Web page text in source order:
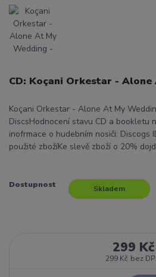
CD: Koçani Orkestar -
Koçani Orkestar - Alone At My
DiscsHodnocení stavu CD a bookletu
inofrmace o hudebním nosiči: Discogs
použité zbožíKe slevě zboží o 20%
Dostupnost Skladem
299 Kč
299 Kč bez